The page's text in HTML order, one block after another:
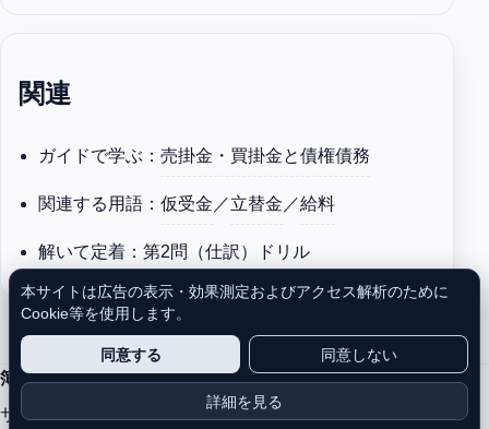
関連
ガイドで学ぶ： 売掛金・買掛金と債権債務
関連する用語： 仮受金 ／立替金 ／給料
解いて定着： 第2問（仕訳）ドリル
簿記トレーニングラボ
サイトについてプライバシーポリシー利用規約
本サイトは広告の表示・効果測定およびアクセス解析のために
Cookie等を使用します。
同意する 同意しない
詳細を見る